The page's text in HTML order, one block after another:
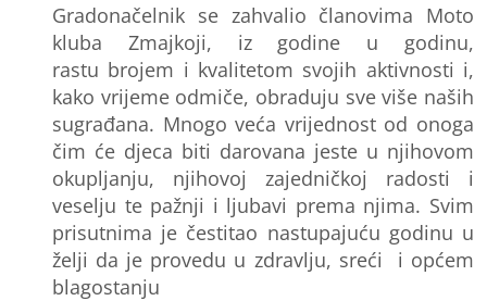
Gradonačelnik se zahvalio članovima Moto
kluba Zmajkoji, iz godine u godinu,
rastu brojem i kvalitetom svojih aktivnosti i,
kako vrijeme odmiče, obraduju sve više naših
sugrađana. Mnogo veća vrijednost od onoga
čim će djeca biti darovana jeste u njihovom
okupljanju, njihovoj zajedničkoj radosti i
veselju te pažnji i ljubavi prema njima. Svim
prisutnima je čestitao nastupajuću godinu u
želji da je provedu u zdravlju, sreći i općem
blagostanju